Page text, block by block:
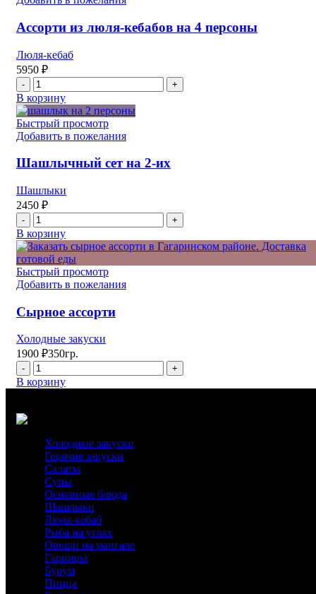
на
5
персон
Ассорти из люля-кебабов на 4 персоны
Люля-кебаб
5950 ₽
Количество
товара
Ассорти
из
люля-
на
4
В корзину
Быстрый просмотр
Добавить в пожелания
Шашлычный сет на 2-их
Шашлыки
2450 ₽
Количество
товара
Шашлычный
сет
на
2-
В корзину
Быстрый просмотр
Добавить в пожелания
Сырное ассорти
Холодные закуски
1900 ₽350гр.
Количество
товара
Сырное
В корзину
Холодные закуски
Горячие закуски
Салаты
Супы
Основные блюда
Шашлыки
Люля-кебаб
Рыба на углях
Овощи на мангале
Гарниры
Бурум
Пицца